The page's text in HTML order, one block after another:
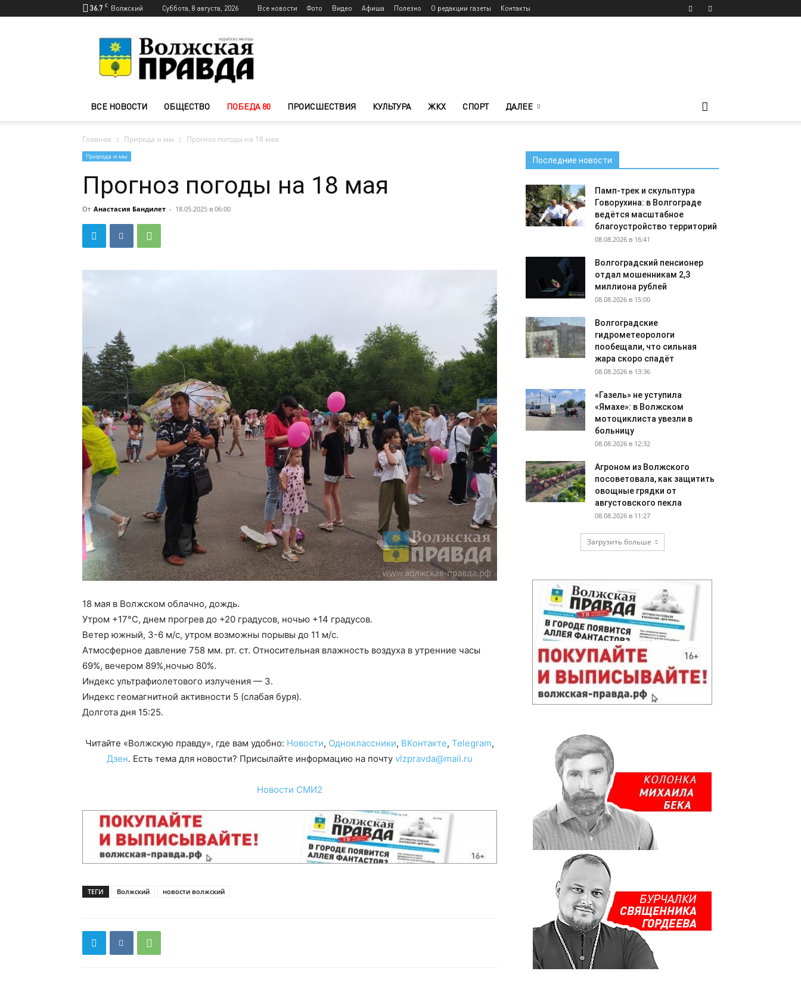
36.7 C Волжский Суббота, 8 августа, 2026 Все новости Фото Видео Афиша Полезно О редакции газеты Контакты
Волжского
—
Волжская
ВСЕ НОВОСТИ ОБЩЕСТВО ПОБЕДА 80 ПРОИСШЕСТВИЯ КУЛЬТУРА ЖКХ СПОРТ ДАЛЕЕ
Главная Природа и мы Прогноз погоды на 18 мая
Природа и мы
Прогноз погоды на 18 мая
От Анастасия Бандилет - 18.05.2025 в 06:00
18 мая в Волжском облачно, дождь.
Утром +17°С, днем прогрев до +20 градусов, ночью +14 градусов.
Ветер южный, 3-6 м/с, утром возможны порывы до 11 м/с.
Атмосферное давление 758 мм. рт. ст. Относительная влажность воздуха в утренние часы
69%, вечером 89%,ночью 80%.
Индекс ультрафиолетового излучения — 3.
Индекс геомагнитной активности 5 (слабая буря).
Долгота дня 15:25.
Читайте «Волжскую правду», где вам удобно: Новости, Одноклассники, ВКонтакте, Telegram,
Дзен. Есть тема для новости? Присылайте информацию на почту vlzpravda@mail.ru
Новости СМИ2
ТЕГИ Волжский новости волжский
Последние новости
Памп-трек и скульптура
Говорухина: в Волгограде
ведётся масштабное
благоустройство территорий
08.08.2026 в 16:41
Волгоградский пенсионер
отдал мошенникам 2,3
миллиона рублей
08.08.2026 в 15:00
Волгоградские
гидрометеорологи
пообещали, что сильная
жара скоро спадёт
08.08.2026 в 13:36
«Газель» не уступила
«Ямахе»: в Волжском
мотоциклиста увезли в
больницу
08.08.2026 в 12:32
Агроном из Волжского
посоветовала, как защитить
овощные грядки от
августовского пекла
08.08.2026 в 11:27
Загрузить больше